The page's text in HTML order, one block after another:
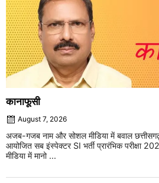
कानाफूसी
August 7, 2026
अजब-गजब नाम और सोशल मीडिया में बवाल
आयोजित सब इंस्पेक्टर SI भर्ती प्रारंभिक परीक्षा
मीडिया में मानो ...